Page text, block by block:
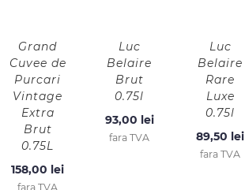
Grand
Cuvee de
Purcari
Vintage
Extra
Brut
0.75L
158,00 lei
fara TVA
Luc
Belaire
Brut
0.75l
93,00 lei
fara TVA
Luc
Belaire
Rare
Luxe
0.75l
89,50 lei
fara TVA